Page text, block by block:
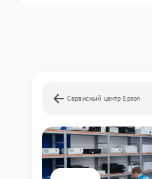
Сервисный центр Epson